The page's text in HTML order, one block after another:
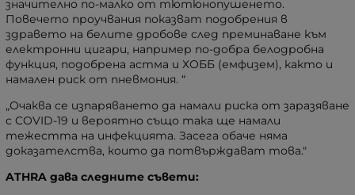
значително по-малко от тютюнопушенето.
Повечето проучвания показват подобрения в
здравето на белите дробове след преминаване към
електронни цигари, например по-добра белодробна
функция, подобрена астма и ХОББ (емфизем), както и
намален риск от пневмония. “
„Очаква се изпаряването да намали риска от заразяване
с COVID-19 и вероятно също така ще намали
тежестта на инфекцията. Засега обаче няма
доказателства, които да потвърждават това."
ATHRA дава следните съвети: